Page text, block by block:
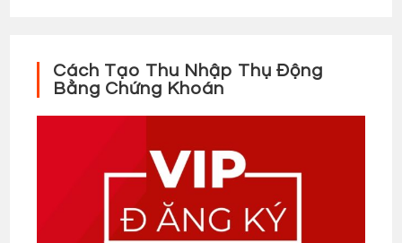
Cách Tạo Thu Nhập Thụ Động
Bằng Chứng Khoán